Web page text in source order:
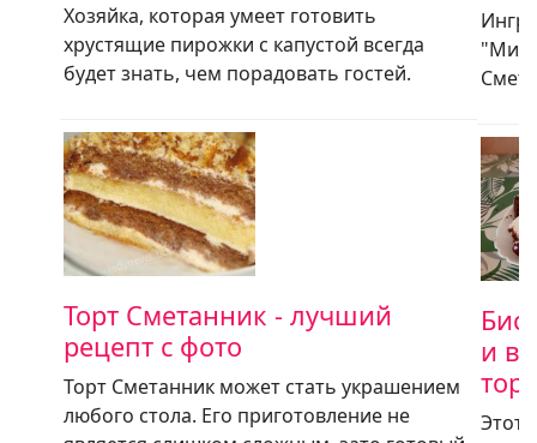
Хозяйка, которая умеет готовить
хрустящие пирожки с капустой всегда
будет знать, чем порадовать гостей.
Торт Сметанник - лучший
рецепт с фото
Торт Сметанник может стать украшением
любого стола. Его приготовление не
и
Этот